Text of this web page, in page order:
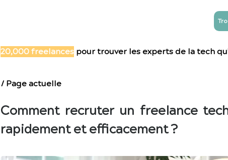
20,000 freelancespour trouver les experts de la tech
/ Page actuelle
Comment recruter un freelance
rapidement et efficacement ?